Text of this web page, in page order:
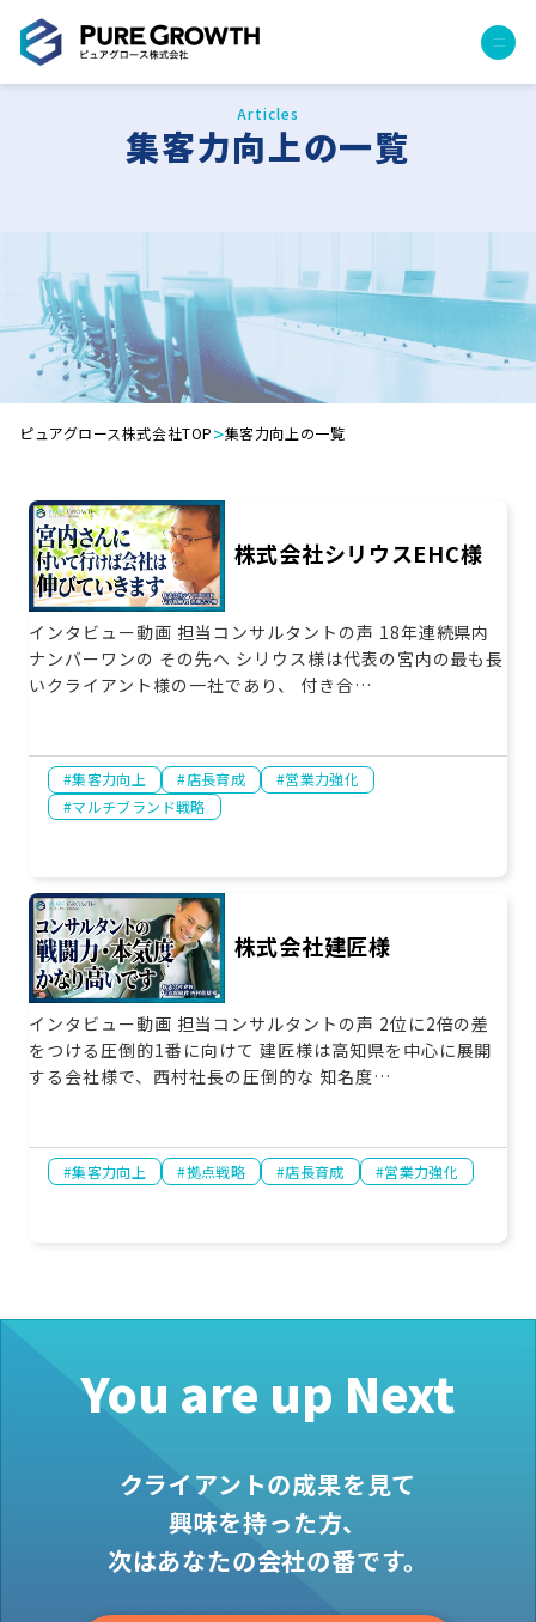
サービス
広告運用代行
採用チャンネル作成
成功報酬型コストダウン
成長ビルダー視察会・勉強会
土地・顧客管理システム
事例
クライアントボイス
お役立ち情報
資料ダウンロード
セミナー
コラム
会社概要
お問い合わせ
資料ダウンロード
PGハウスについて
Articles
集客力向上の一覧
ピュアグロース株式会社TOP>集客力向上の一覧
株式会社シリウスEHC様
インタビュー動画 担当コンサルタントの声 18年連続県内
ナンバーワンの その先へ シリウス様は代表の宮内の最も長
いクライアント様の一社であり、 付き合…
集客力向上 店長育成
営業力強化
マルチブランド戦略
株式会社建匠様
インタビュー動画 担当コンサルタントの声 2位に2倍の差
をつける圧倒的1番に向けて 建匠様は高知県を中心に展開
する会社様で、西村社長の圧倒的な 知名度…
集客力向上 拠点戦略 店長育成 営業力強化
You are up Next
クライアントの成果を見て
興味を持った方、
次はあなたの会社の番です。